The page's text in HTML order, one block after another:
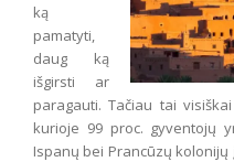
ką
pamatyti,
daug ką
išgirsti ar
paragauti. Tačiau tai
kurioje 99 proc. gyventojų
Ispanų bei Prancūzų